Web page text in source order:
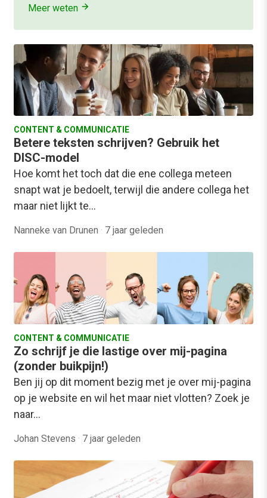
Meer weten
CONTENT & COMMUNICATIE
Betere teksten schrijven? Gebruik het
DISC-model
Hoe komt het toch dat die ene collega meteen
snapt wat je bedoelt, terwijl die andere collega het
maar niet lijkt te…
Nanneke van Drunen · 7 jaar geleden
CONTENT & COMMUNICATIE
Zo schrijf je die lastige over mij-pagina
(zonder buikpijn!)
Ben jij op dit moment bezig met je over mij-pagina
op je website en wil het maar niet vlotten? Zoek je
naar…
Johan Stevens · 7 jaar geleden